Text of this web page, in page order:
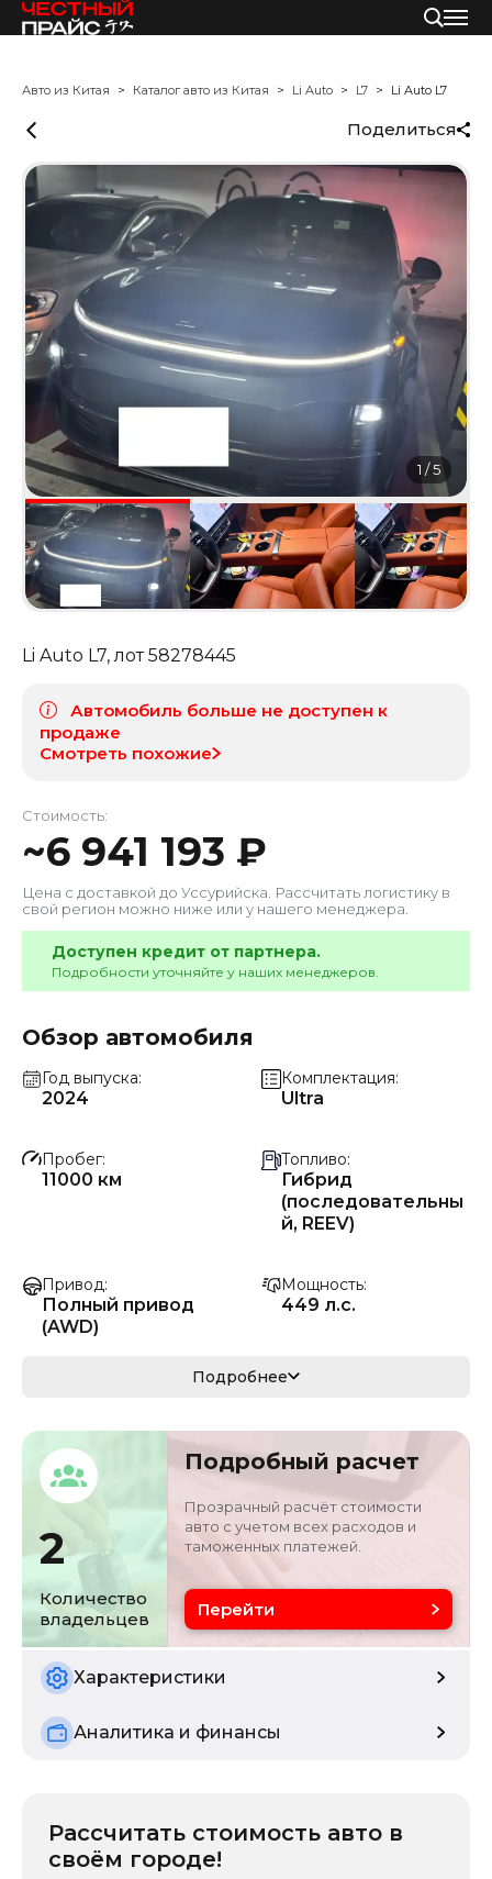
Авто из Китая Каталог авто из Китая Li Auto L7 Li Auto L7
Поделиться
1 /5
Li Auto L7, лот58278445
Автомобиль больше не доступен к
продаже
Смотреть похожие
Стоимость:
~6 941 193 ₽
Цена с доставкой до Уссурийска . Рассчитать логистику в
свой регион можно ниже или у нашего менеджера.
Доступен кредит от партнера.
Подробности уточняйте у наших менеджеров.
Обзор автомобиля
Год выпуска
2024
Комплектация
Ultra
Пробег
11000 км
Топливо
Гибрид
(последовательны
й, REEV)
Привод
Полный привод
(AWD)
Мощность
449 л.с.
330 кВ
Кузов
кроссовер/
внедорожник
HLX33B129R170786
Объём двигателя
1.5 л
Цвет
Состояние
б/у
Расчетная мощность
148.5 кВ
Подробнее
2
Количество
владельцев
Подробный расчет
Прозрачный расчёт стоимости
авто с учетом всех расходов и
таможенных платежей.
Перейти
Характеристики
Аналитика и финансы
Рассчитать стоимость авто в
своём городе!